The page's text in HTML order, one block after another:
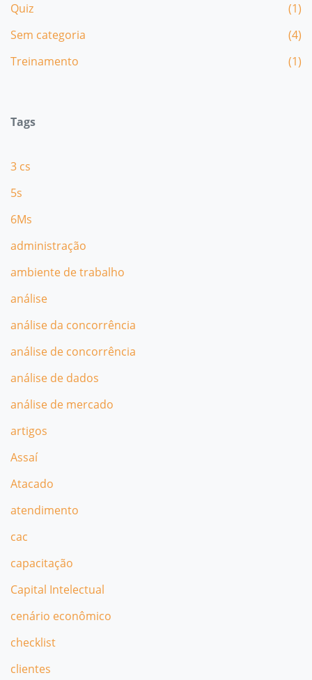
Quiz
(1)
Sem categoria
(4)
Treinamento
(1)
Tags
3 cs
5s
6Ms
administração
ambiente de trabalho
análise
análise da concorrência
análise de concorrência
análise de dados
análise de mercado
artigos
Assaí
Atacado
atendimento
cac
capacitação
Capital Intelectual
cenário econômico
checklist
clientes